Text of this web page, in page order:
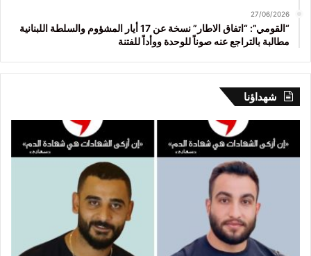
27/06/2026
“القومي”: “اتفاق الاطار” نسخة عن 17 أيار المشؤوم والسلطة اللبنانية
مطالبة بالتراجع عنه صوناً للوحدة ووأداً للفتنة
شهداؤنا